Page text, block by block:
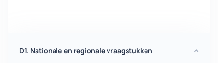
D1. Nationale en regionale vraagstukken